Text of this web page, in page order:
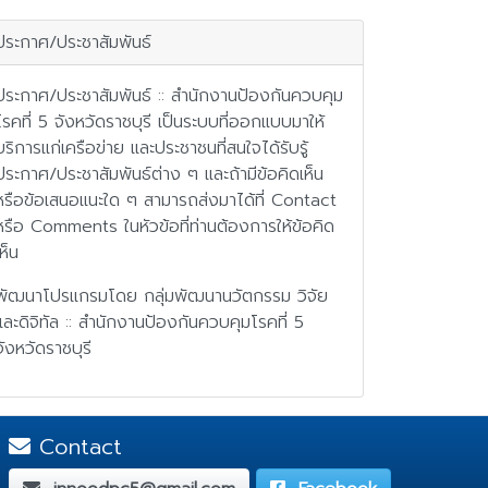
ะกาศ/ประชาสัมพันธ์
ะกาศ/ประชาสัมพันธ์ :: สำนักงานป้องกันควบคุม
รคที่ 5 จังหวัดราชบุรี เป็นระบบที่ออกแบบมาให้
การแก่เครือข่าย และประชาชนที่สนใจได้รับรู้
ะกาศ/ประชาสัมพันธ์ต่าง ๆ และถ้ามีข้อคิดเห็น
อข้อเสนอแนะใด ๆ สามารถส่งมาได้ที่ Contact
อ Comments ในหัวข้อที่ท่านต้องการให้ข้อคิด
น
ฒนาโปรแกรมโดย กลุ่มพัฒนานวัตกรรม วิจัย
ะดิจิทัล :: สำนักงานป้องกันควบคุมโรคที่ 5
หวัดราชบุรี
Contact